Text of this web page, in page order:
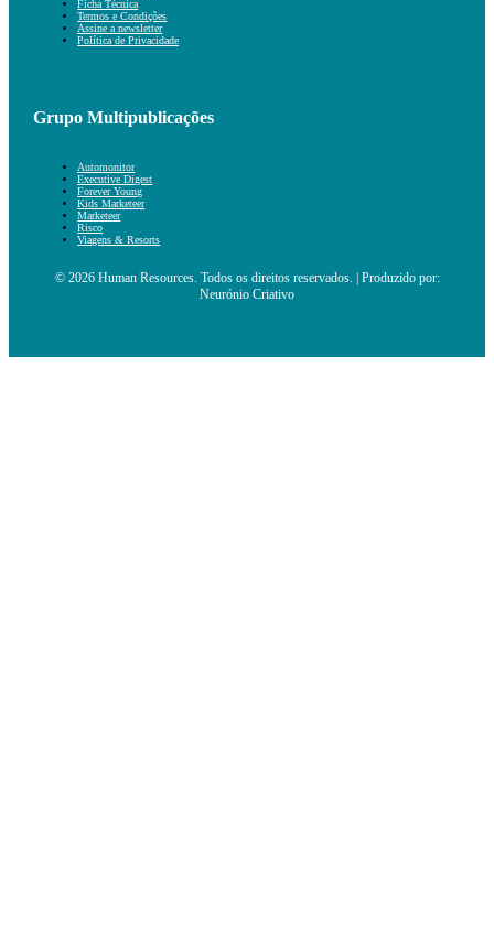
Ficha Técnica
Termos e Condições
Assine a newsletter
Política de Privacidade
Grupo Multipublicações
Automonitor
Executive Digest
Forever Young
Kids Marketeer
Marketeer
Risco
Viagens & Resorts
© 2026 Human Resources. Todos os direitos reservados. | Produzido por:
Neurónio Criativo